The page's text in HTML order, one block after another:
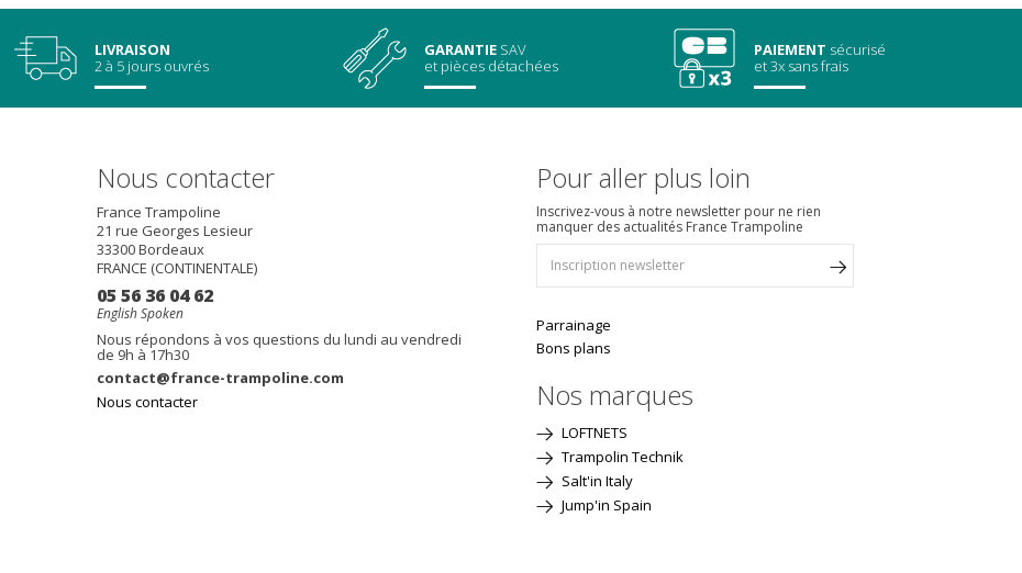
LIVRAISON
2 à 5 jours ouvrés
GARANTIE SAV
et pièces détachées
PAIEMENT sécurisé
et 3x sans frais
Nous contacter
France Trampoline
21 rue Georges Lesieur
33300Bordeaux
FRANCE (CONTINENTALE)
05 56 36 04 62
English Spoken
Nous répondons à vos questions du lundi au vendredi
de 9h à 17h30
contact@france-trampoline.com
Nous contacter
Pour aller plus loin
Inscrivez-vous à notre newsletter pour ne rien
manquer des actualités France Trampoline
Parrainage
Bons plans
Nos marques
LOFTNETS
Trampolin Technik
Salt'in Italy
Jump'in Spain